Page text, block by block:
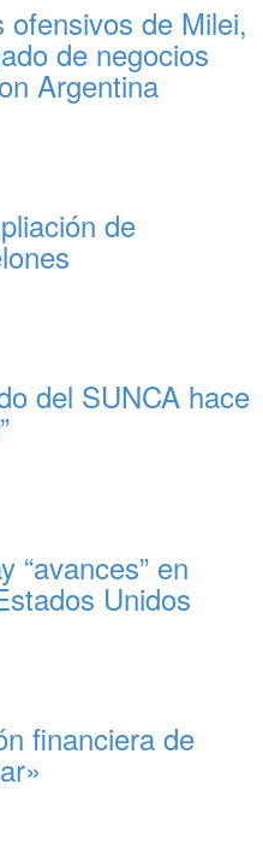
de Milei,
de negocios
Argentina
de
del SUNCA hace
“avances” en
Unidos
financiera de